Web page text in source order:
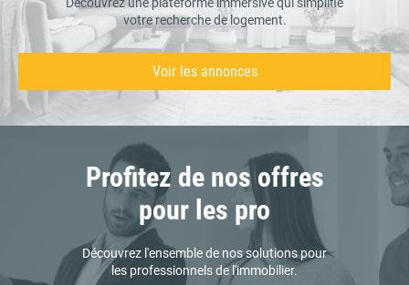
votre recherche de logement.
Voir les annonces
Profitez de nos offres
pour les pro
Découvrez l'ensemble de nos solutions pour
les professionnels de l'immobilier.